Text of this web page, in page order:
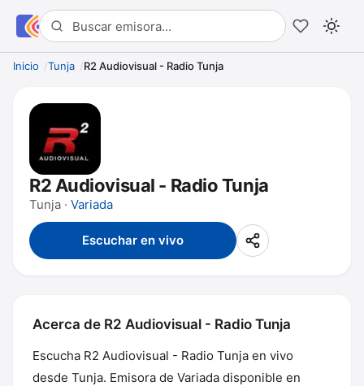
Inicio Tunja R2 Audiovisual - Radio Tunja
R2 Audiovisual - Radio Tunja
Tunja · Variada
Escuchar en vivo
Acerca de R2 Audiovisual - Radio Tunja
Escucha R2 Audiovisual - Radio Tunja en vivo
desde Tunja. Emisora de Variada disponible en